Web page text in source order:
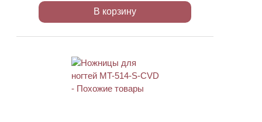
В корзину